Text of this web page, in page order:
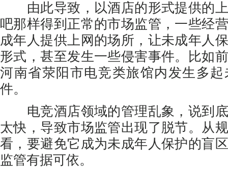
由此导致，以酒店的形式提供的上
吧那样得到正常的市场监管，一些经
成年人提供上网的场所，让未成年人
形式，甚至发生一些侵害事件。比如
河南省荥阳市电竞类旅馆内发生多
件。
电竞酒店领域的管理乱象，说到底
太快，导致市场监管出现了脱节。从
看，要避免它成为未成年人保护的盲
监管有据可依。